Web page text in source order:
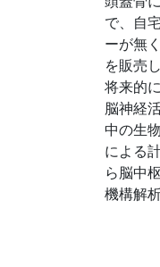
で、自
ーが無
を販売
将来的
脳神経
中の生
による
ら脳中
機構解